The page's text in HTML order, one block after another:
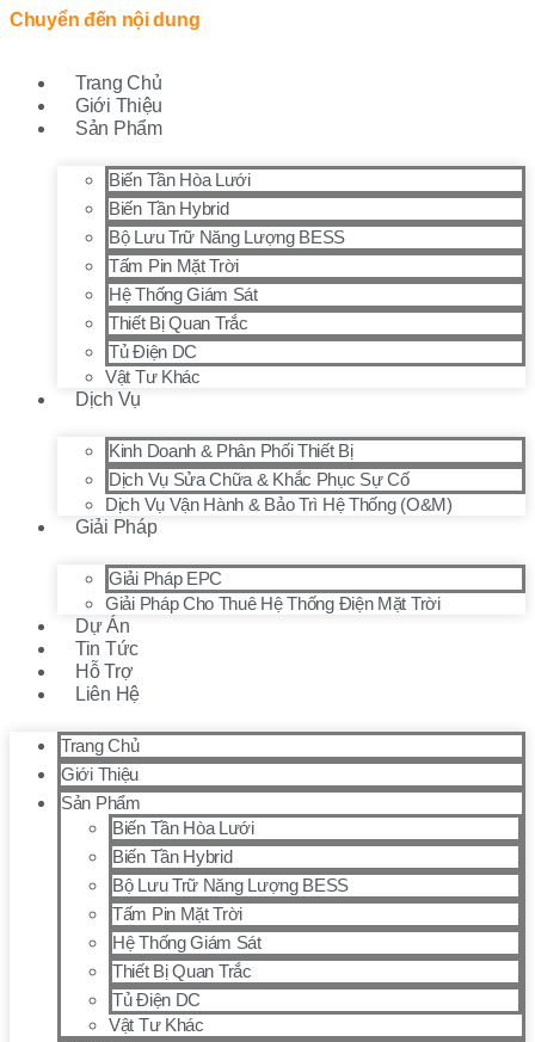
Chuyển đến nội dung
Trang Chủ
Giới Thiệu
Sản Phẩm
Biến Tần Hòa Lưới
Biến Tần Hybrid
Bộ Lưu Trữ Năng Lượng BESS
Tấm Pin Mặt Trời
Hệ Thống Giám Sát
Thiết Bị Quan Trắc
Tủ Điện DC
Vật Tư Khác
Dịch Vụ
Kinh Doanh & Phân Phối Thiết Bị
Dịch Vụ Sửa Chữa & Khắc Phục Sự Cố
Dịch Vụ Vận Hành & Bảo Trì Hệ Thống (O&M)
Giải Pháp
Giải Pháp EPC
Giải Pháp Cho Thuê Hệ Thống Điện Mặt Trời
Dự Án
Tin Tức
Hỗ Trợ
Liên Hệ
Trang Chủ
Giới Thiệu
Sản Phẩm
Biến Tần Hòa Lưới
Biến Tần Hybrid
Bộ Lưu Trữ Năng Lượng BESS
Tấm Pin Mặt Trời
Hệ Thống Giám Sát
Thiết Bị Quan Trắc
Tủ Điện DC
Vật Tư Khác